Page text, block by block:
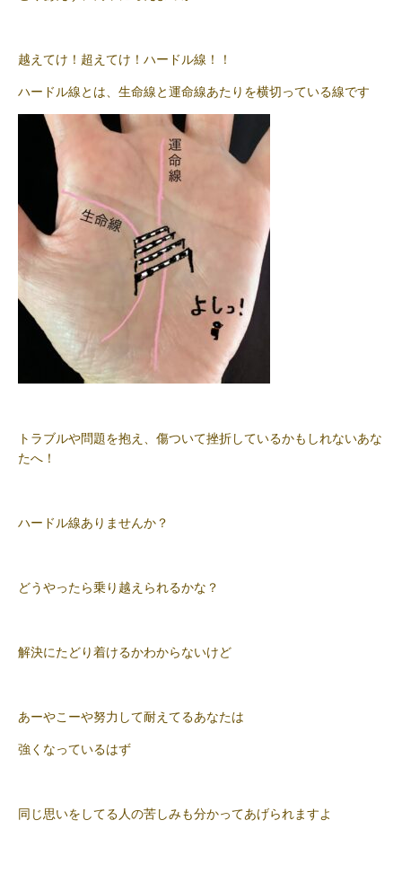
越えてけ！超えてけ！ハードル線！！
ハードル線とは、生命線と運命線あたりを横切っている線です
トラブルや問題を抱え、傷ついて挫折しているかもしれないあな
たへ！
ハードル線ありませんか？
どうやったら乗り越えられるかな？
解決にたどり着けるかわからないけど
あーやこーや努力して耐えてるあなたは
強くなっているはず
同じ思いをしてる人の苦しみも分かってあげられますよ